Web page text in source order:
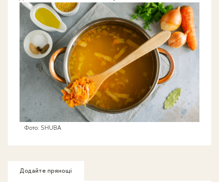
Фото: SHUBA
Додайте прянощі